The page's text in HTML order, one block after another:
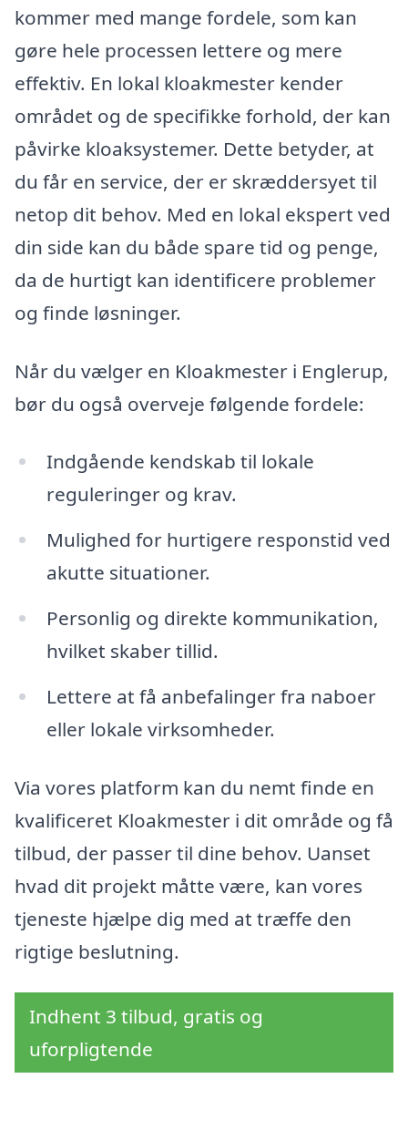
kommer med mange fordele, som kan
gøre hele processen lettere og mere
effektiv. En lokal kloakmester kender
området og de specifikke forhold, der kan
påvirke kloaksystemer. Dette betyder, at
du får en service, der er skræddersyet til
netop dit behov. Med en lokal ekspert ved
din side kan du både spare tid og penge,
da de hurtigt kan identificere problemer
og finde løsninger.
Når du vælger en Kloakmester i Englerup,
bør du også overveje følgende fordele:
Indgående kendskab til lokale
reguleringer og krav.
Mulighed for hurtigere responstid ved
akutte situationer.
Personlig og direkte kommunikation,
hvilket skaber tillid.
Lettere at få anbefalinger fra naboer
eller lokale virksomheder.
Via vores platform kan du nemt finde en
kvalificeret Kloakmester i dit område og få
tilbud, der passer til dine behov. Uanset
hvad dit projekt måtte være, kan vores
tjeneste hjælpe dig med at træffe den
rigtige beslutning.
Indhent 3 tilbud, gratis og
uforpligtende